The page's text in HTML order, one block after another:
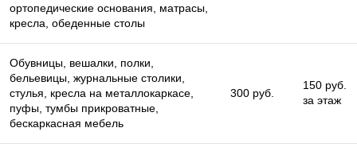
ортопедические основания, матрасы,
кресла, обеденные столы
Обувницы, вешалки, полки,
бельевицы, журнальные столики,
стулья, кресла на металлокаркасе,
пуфы, тумбы прикроватные,
бескаркасная мебель
300 руб.
150 руб.
за этаж